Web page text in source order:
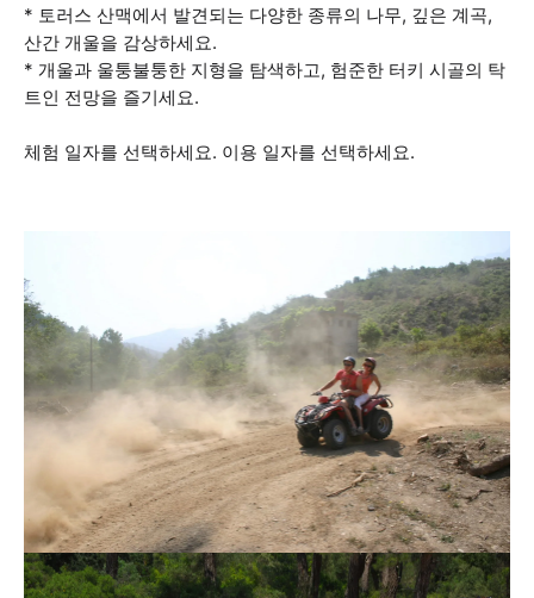
* 토러스 산맥에서 발견되는 다양한 종류의 나무, 깊은 계곡,
산간 개울을 감상하세요.
* 개울과 울퉁불퉁한 지형을 탐색하고, 험준한 터키 시골의 탁
트인 전망을 즐기세요.
체험 일자를 선택하세요. 이용 일자를 선택하세요.